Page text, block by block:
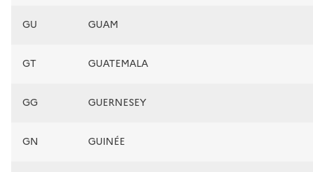
GU GUAM
GT GUATEMALA
GG GUERNESEY
GN GUINÉE